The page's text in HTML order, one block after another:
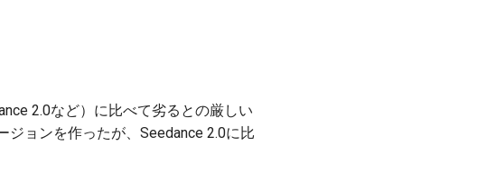
2.0など）に比べて劣るとの厳しい
ジョンを作ったが、Seedance 2.0に比